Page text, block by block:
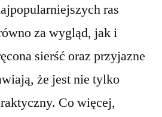
ras
za wygląd, jak i
sierść oraz przyjazne
że jest nie tylko
Co więcej,